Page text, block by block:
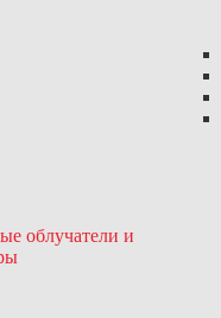
облучатели и